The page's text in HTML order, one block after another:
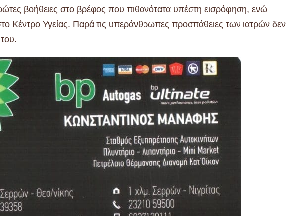
βοήθειες στο βρέφος που πιθανότατα υπέστη εισρόφηση, ενώ
Κέντρο Υγείας. Παρά τις υπεράνθρωπες προσπάθειες των ιατρών δεν